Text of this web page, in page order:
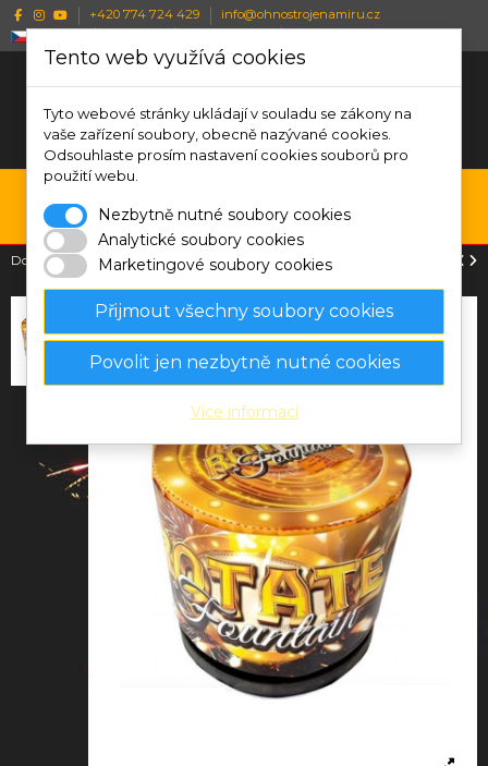
+420 774 724 429
info@ohnostrojenamiru.cz
Menu Vyhledávání Přihlásit se
Domů Fontána Rotate fountain 1 minuta
Tento web využívá cookies
Tyto webové stránky ukládají v souladu se zákony na
vaše zařízení soubory, obecně nazývané cookies.
Odsouhlaste prosím nastavení cookies souborů pro
použití webu.
Nezbytně nutné soubory cookies
Analytické soubory cookies
Marketingové soubory cookies
Přijmout všechny soubory cookies
Povolit jen nezbytně nutné cookies
Více informací